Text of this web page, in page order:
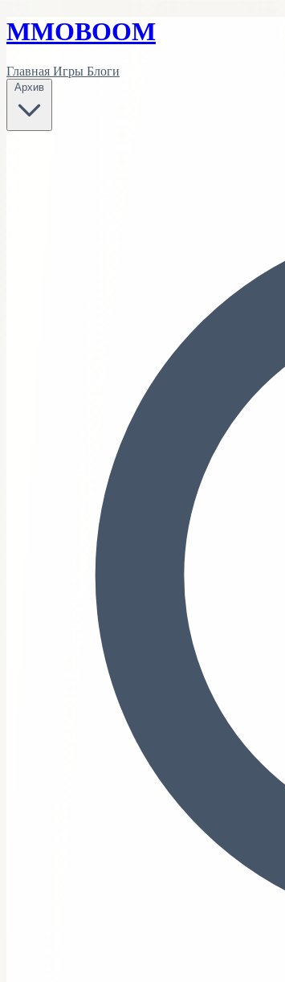
MMOBOOM
Главная Игры Блоги
Архив